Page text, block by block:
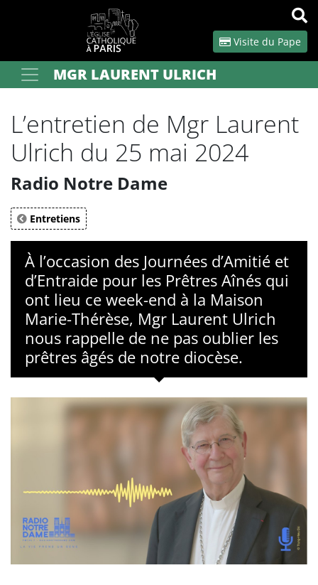
Visite du Pape
Votre rechercheMGR LAURENT ULRICH
L’entretien de Mgr Laurent
Ulrich du 25 mai 2024
Radio Notre Dame
Entretiens
À l’occasion des Journées d’Amitié et
d’Entraide pour les Prêtres Aînés qui
ont lieu ce week-end à la Maison
Marie-Thérèse, Mgr Laurent Ulrich
nous rappelle de ne pas oublier les
prêtres âgés de notre diocèse.
Panneau de gestion des cookies